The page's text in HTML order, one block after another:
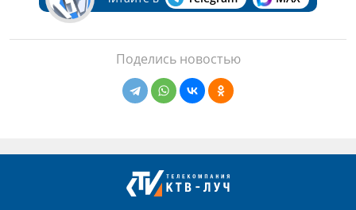
Поделись новостью